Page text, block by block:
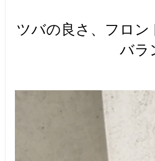
ツバの良さ、フロ
バラ